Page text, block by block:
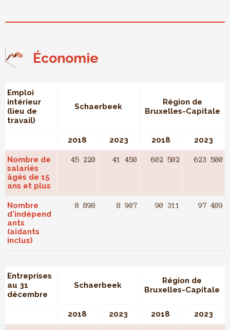
Économie
Emploi
intérieur
(lieu de
travail)
Schaerbeek
Région de
Bruxelles-Capitale
2018 2023 2018 2023
Nombre de
salariés
âgés de 15
ans et plus
45 220 41 450 602 502 623 500
Nombre
d'indépend
ants
(aidants
inclus)
8 898 8 907 90 311 97 489
Entreprises
au 31
décembre
Schaerbeek
Région de
Bruxelles-Capitale
2018 2023 2018 2023